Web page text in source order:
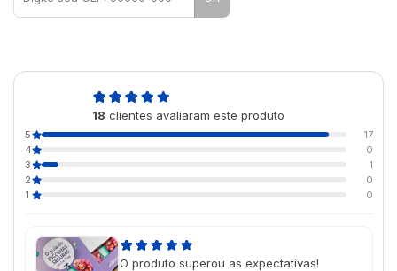
18 clientes avaliaram este produto
5
17
4
0
3
1
2
0
1
0
O produto superou as expectativas!